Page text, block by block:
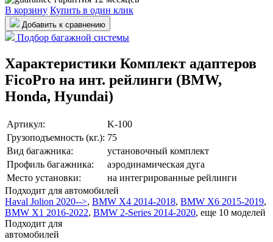
В корзину Купить в один клик
Добавить к сравнению
Подбор багажной системы
Характеристики Комплект адаптеров
FicoPro на инт. рейлинги (BMW,
Honda, Hyundai)
Артикул:
K-100
Грузоподъемность (кг.): 75
Вид багажника:
установочный комплект
Профиль багажника:
аэродинамическая дуга
Место установки:
на интегрированные рейлинги
Подходит для автомобилей
Haval Jolion 2020-->, BMW X4 2014-2018, BMW X6 2015-2019,
BMW X1 2016-2022, BMW 2-Series 2014-2020, еще 10 моделей
Подходит для
автомобилей